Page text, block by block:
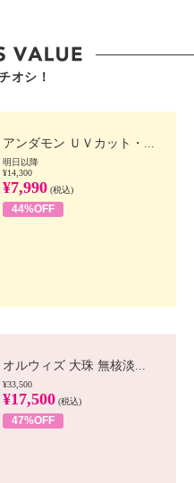
オシ！
アンダモン ＵＶカット・...
明日以降
¥14,300
¥7,990 (税込)
44%OFF
オルウィズ 大珠 無核淡...
¥33,500
¥17,500 (税込)
47%OFF